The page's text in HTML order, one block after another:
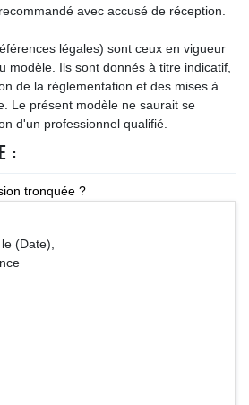
avec accusé de réception.
légales) sont ceux en vigueur
modèle. Ils sont donnés à titre indicatif,
de la réglementation et des mises à
Le présent modèle ne saurait se
d'un professionnel qualifié.
:
tronquée ?